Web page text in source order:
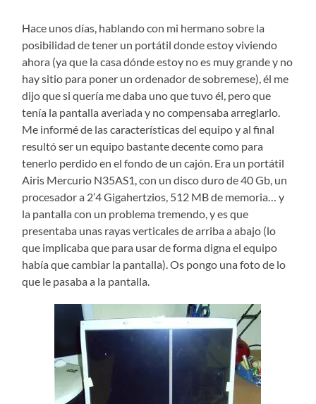
Hace unos días, hablando con mi hermano sobre la
posibilidad de tener un portátil donde estoy viviendo
ahora (ya que la casa dónde estoy no es muy grande y no
hay sitio para poner un ordenador de sobremese), él me
dijo que si quería me daba uno que tuvo él, pero que
tenía la pantalla averiada y no compensaba arreglarlo.
Me informé de las características del equipo y al final
resultó ser un equipo bastante decente como para
tenerlo perdido en el fondo de un cajón. Era un portátil
Airis Mercurio N35AS1, con un disco duro de 40 Gb, un
procesador a 2’4 Gigahertzios, 512 MB de memoria… y
la pantalla con un problema tremendo, y es que
presentaba unas rayas verticales de arriba a abajo (lo
que implicaba que para usar de forma digna el equipo
había que cambiar la pantalla). Os pongo una foto de lo
que le pasaba a la pantalla.